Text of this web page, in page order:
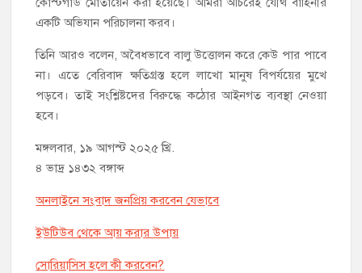
একটি অভিযান পরিচালনা করব।
তিনি আরও বলেন, অবৈধভাবে বালু উত্তোলন করে কেউ পার পাবে
না। এতে বেরিবাদ ক্ষতিগ্রস্ত হলে লাখো মানুষ বিপর্যয়ের মুখে
পড়বে। তাই সংশ্লিষ্টদের বিরুদ্ধে কঠোর আইনগত ব্যবস্থা নেওয়া
হবে।
মঙ্গলবার, ১৯ আগস্ট ২০২৫ খ্রি.
৪ ভাদ্র ১৪৩২ বঙ্গাব্দ
অনলাইনে সংবাদ জনপ্রিয় করবেন যেভাবে
ইউটিউব থেকে আয় করার উপায়
সোরিয়াসিস হলে কী করবেন?